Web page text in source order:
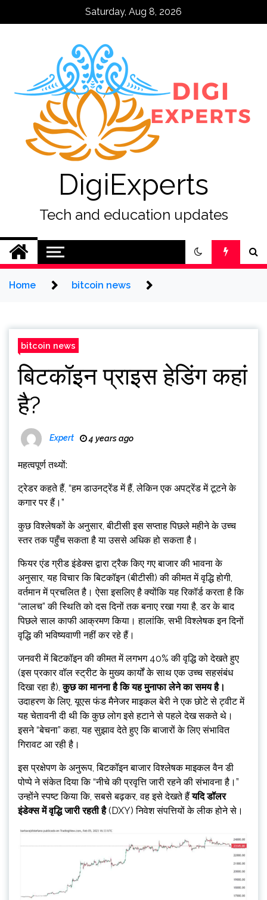
Saturday, Aug 8, 2026
DigiExperts
Tech and education updates
Home bitcoin news
bitcoin news
बिटकॉइन प्राइस हेडिंग कहां
है?
Expert 4 years ago
महत्वपूर्ण तथ्यों:
ट्रेडर कहते हैं, “हम डाउनट्रेंड में हैं, लेकिन एक अपट्रेंड में टूटने के
कगार पर हैं।”
कुछ विश्लेषकों के अनुसार, बीटीसी इस सप्ताह पिछले महीने के उच्च
स्तर तक पहुँच सकता है या उससे अधिक हो सकता है।
फियर एंड ग्रीड इंडेक्स द्वारा ट्रैक किए गए बाजार की भावना के
अनुसार, यह विचार कि बिटकॉइन (बीटीसी) की कीमत में वृद्धि होगी,
वर्तमान में प्रचलित है। ऐसा इसलिए है क्योंकि यह रिकॉर्ड करता है कि
“लालच” की स्थिति को दस दिनों तक बनाए रखा गया है, डर के बाद
पिछले साल काफी आक्रमण किया। हालांकि, सभी विश्लेषक इन दिनों
वृद्धि की भविष्यवाणी नहीं कर रहे हैं।
जनवरी में बिटकॉइन की कीमत में लगभग 40% की वृद्धि को देखते हुए
(इस प्रकार वॉल स्ट्रीट के मुख्य कार्यों के साथ एक उच्च सहसंबंध
दिखा रहा है),कुछ का मानना ​​है कि यह मुनाफा लेने का समय है।
उदाहरण के लिए, यूएस फंड मैनेजर माइकल बेरी ने एक छोटे से ट्वीट में
यह चेतावनी दी थी कि कुछ लोग इसे हटाने से पहले देख सकते थे।
इसने “बेचना” कहा, यह सुझाव देते हुए कि बाजारों के लिए संभावित
गिरावट आ रही है।
इस प्रक्षेपण के अनुरूप, बिटकॉइन बाजार विश्लेषक माइकल वैन डी
पोप्पे ने संकेत दिया कि “नीचे की प्रवृत्ति जारी रहने की संभावना है।”
उन्होंने स्पष्ट किया कि, सबसे बढ़कर, वह इसे देखते हैंयदि डॉलर
इंडेक्स में वृद्धि जारी रहती है(DXY) निवेश संपत्तियों के लीक होने से।